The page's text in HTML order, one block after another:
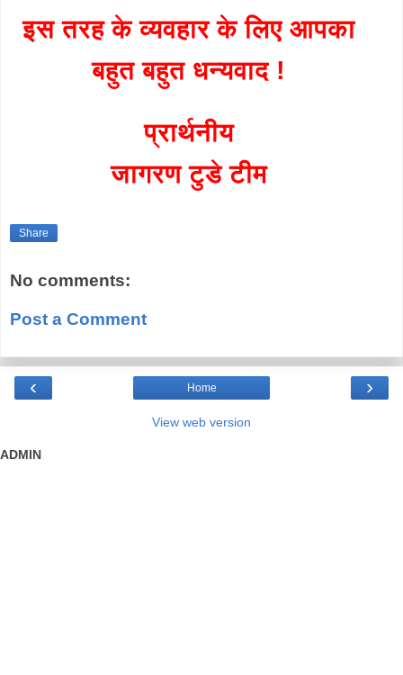
इस तरह के व्यवहार के लिए आपका
बहुत बहुत धन्यवाद !
प्रार्थनीय
जागरण टुडे टीम
Share
No comments:
Post a Comment
‹ ›
Home
View web version
ADMIN